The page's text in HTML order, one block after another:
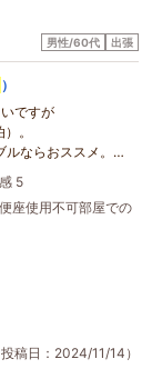
男性/60代 出張
）
ですが
。
ならおススメ。
た。
5
座使用不可部屋での
投稿日：2024/11/14）